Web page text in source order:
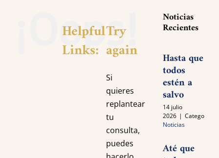
¡Oops!
Helpful
Links:
Try
again
Si
quieres
replantear
tu
consulta,
puedes
Noticias
Recientes
Hasta que
todos
estén a
salvo
14 julio
2026 | Categories:
Noticias
Até que